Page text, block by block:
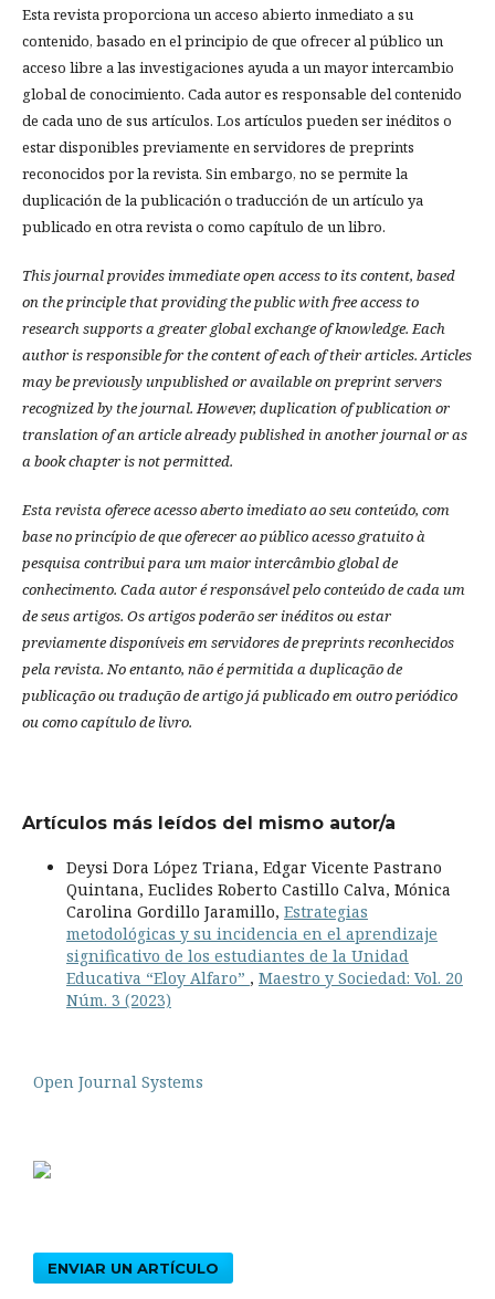
Esta revista proporciona un acceso abierto inmediato a su
contenido, basado en el principio de que ofrecer al público un
acceso libre a las investigaciones ayuda a un mayor intercambio
global de conocimiento. Cada autor es responsable del contenido
de cada uno de sus artículos. Los artículos pueden ser inéditos o
estar disponibles previamente en servidores de preprints
reconocidos por la revista. Sin embargo, no se permite la
duplicación de la publicación o traducción de un artículo ya
publicado en otra revista o como capítulo de un libro.
This journal provides immediate open access to its content, based
on the principle that providing the public with free access to
research supports a greater global exchange of knowledge. Each
author is responsible for the content of each of their articles. Articles
may be previously unpublished or available on preprint servers
recognized by the journal. However, duplication of publication or
translation of an article already published in another journal or as
a book chapter is not permitted.
Esta revista oferece acesso aberto imediato ao seu conteúdo, com
base no princípio de que oferecer ao público acesso gratuito à
pesquisa contribui para um maior intercâmbio global de
conhecimento. Cada autor é responsável pelo conteúdo de cada um
de seus artigos. Os artigos poderão ser inéditos ou estar
previamente disponíveis em servidores de preprints reconhecidos
pela revista. No entanto, não é permitida a duplicação de
publicação ou tradução de artigo já publicado em outro periódico
ou como capítulo de livro.
Artículos más leídos del mismo autor/a
Deysi Dora López Triana, Edgar Vicente Pastrano
Quintana, Euclides Roberto Castillo Calva, Mónica
Carolina Gordillo Jaramillo, Estrategias
metodológicas y su incidencia en el aprendizaje
significativo de los estudiantes de la Unidad
Educativa “Eloy Alfaro” , Maestro y Sociedad: Vol. 20
Núm. 3 (2023)
Open Journal Systems
ENVIAR UN ARTÍCULO